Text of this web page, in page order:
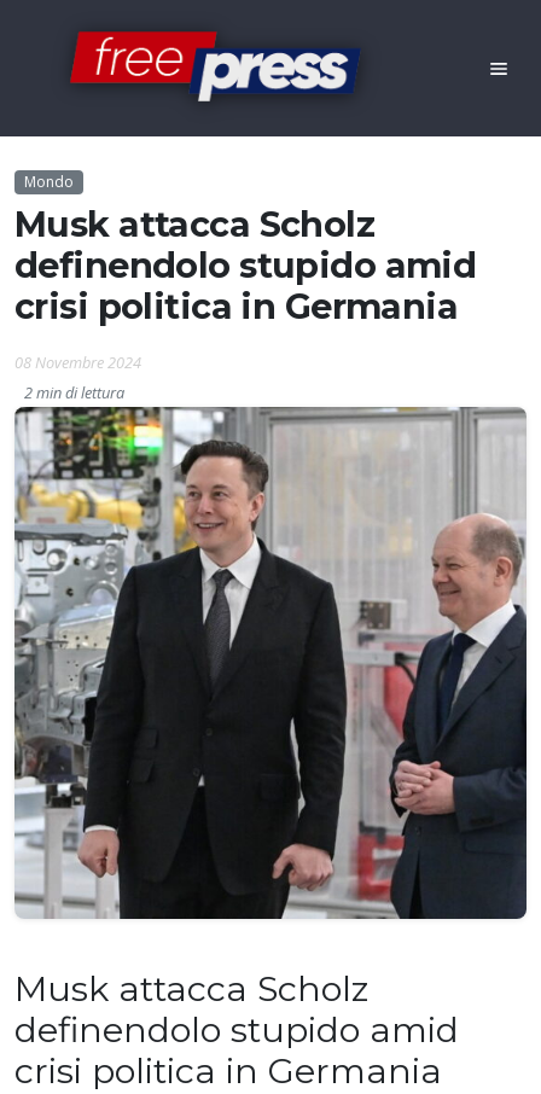
Mondo
Musk attacca Scholz
definendolo stupido amid
crisi politica in Germania
08 Novembre 2024
2 min di lettura
Musk attacca Scholz
definendolo stupido amid
crisi politica in Germania